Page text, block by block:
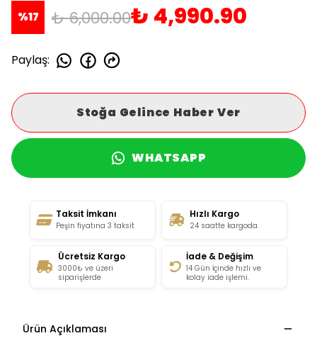
%17 ₺ 6,000.00₺ 4,990.90
Paylaş:
Stoğa Gelince Haber Ver
WHATSAPP
Taksit İmkanı
Peşin fiyatına 3 taksit
Hızlı Kargo
24 saatte kargoda.
Ücretsiz Kargo
3000₺ ve üzeri
siparişlerde
İade & Değişim
14 Gün İçinde hızlı ve
kolay iade işlemi.
Ürün Açıklaması